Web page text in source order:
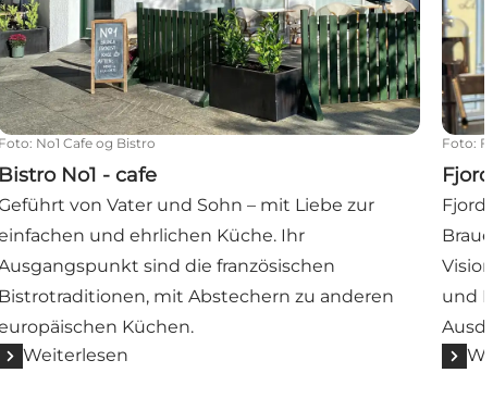
Foto: No1 Cafe og Bistro
Bistro No1 - cafe
von Vater und Sohn – mit Liebe zur
und ehrlichen Küche. Ihr
sind die französischen
Bistrotraditionen, mit Abstechern zu anderen
Küchen.
Weiterlesen
Foto:
Fjord
und